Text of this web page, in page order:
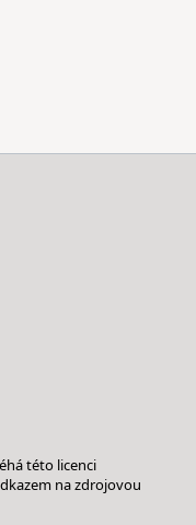
této licenci
na zdrojovou